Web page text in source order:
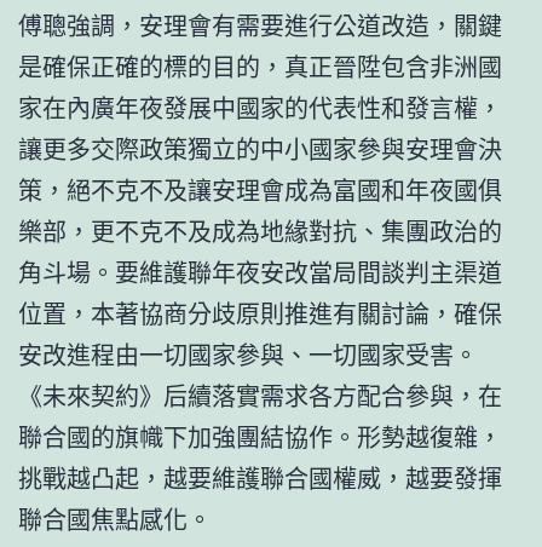
傅聰強調，安理會有需要進行公道改造，關鍵
是確保正確的標的目的，真正晉陞包含非洲國
家在內廣年夜發展中國家的代表性和發言權，
讓更多交際政策獨立的中小國家參與安理會決
策，絕不克不及讓安理會成為富國和年夜國俱
樂部，更不克不及成為地緣對抗、集團政治的
角斗場。要維護聯年夜安改當局間談判主渠道
位置，本著協商分歧原則推進有關討論，確保
安改進程由一切國家參與、一切國家受害。
《未來契約》后續落實需求各方配合參與，在
聯合國的旗幟下加強團結協作。形勢越復雜，
挑戰越凸起，越要維護聯合國權威，越要發揮
聯合國焦點感化。